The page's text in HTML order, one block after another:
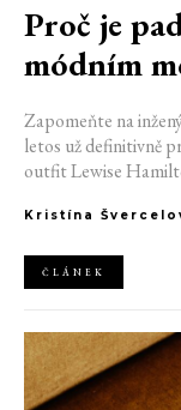
Proč je
módním
Zapomeňte na
letos už definitivně
outfit Lewise
nové generace
ale příslušnost k
"Racing Core" stala
Kristína
ČLÁNEK